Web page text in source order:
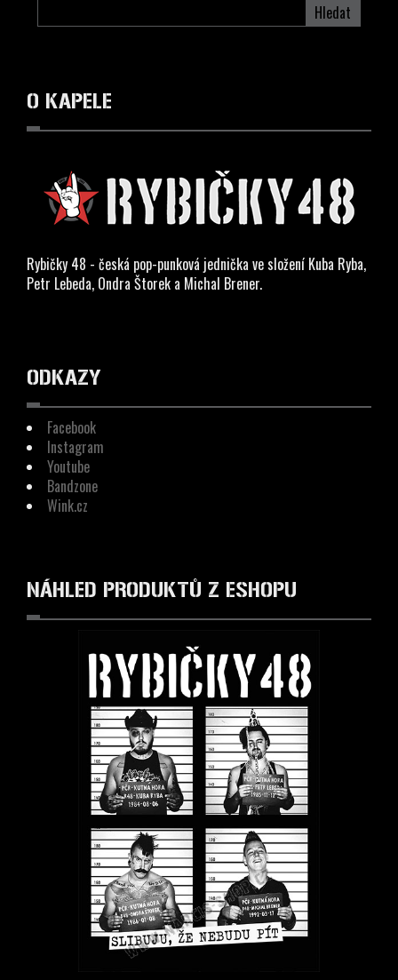
O KAPELE
Rybičky 48 - česká pop-punková jednička ve složení Kuba Ryba,
Petr Lebeda, Ondra Štorek a Michal Brener.
ODKAZY
Facebook
Instagram
Youtube
Bandzone
Wink.cz
NÁHLED PRODUKTŮ Z ESHOPU